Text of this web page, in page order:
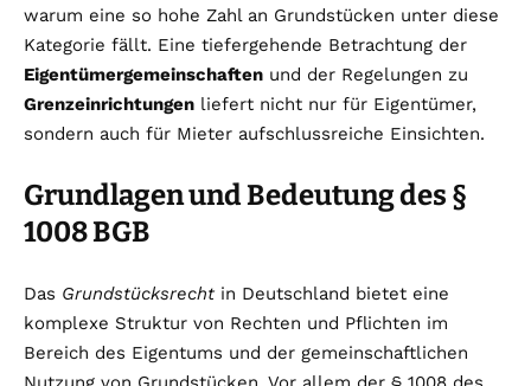
warum eine so hohe Zahl an Grundstücken unter diese
Kategorie fällt. Eine tiefergehende Betrachtung der
Eigentümergemeinschaften und der Regelungen zu
Grenzeinrichtungen liefert nicht nur für Eigentümer,
sondern auch für Mieter aufschlussreiche Einsichten.
Grundlagen und Bedeutung des §
1008 BGB
Das Grundstücksrecht in Deutschland bietet eine
komplexe Struktur von Rechten und Pflichten im
Bereich des Eigentums und der gemeinschaftlichen